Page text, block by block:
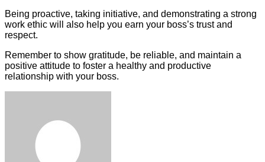
Being proactive, taking initiative, and demonstrating a strong
work ethic will also help you earn your boss’s trust and
respect.
Remember to show gratitude, be reliable, and maintain a
positive attitude to foster a healthy and productive
relationship with your boss.